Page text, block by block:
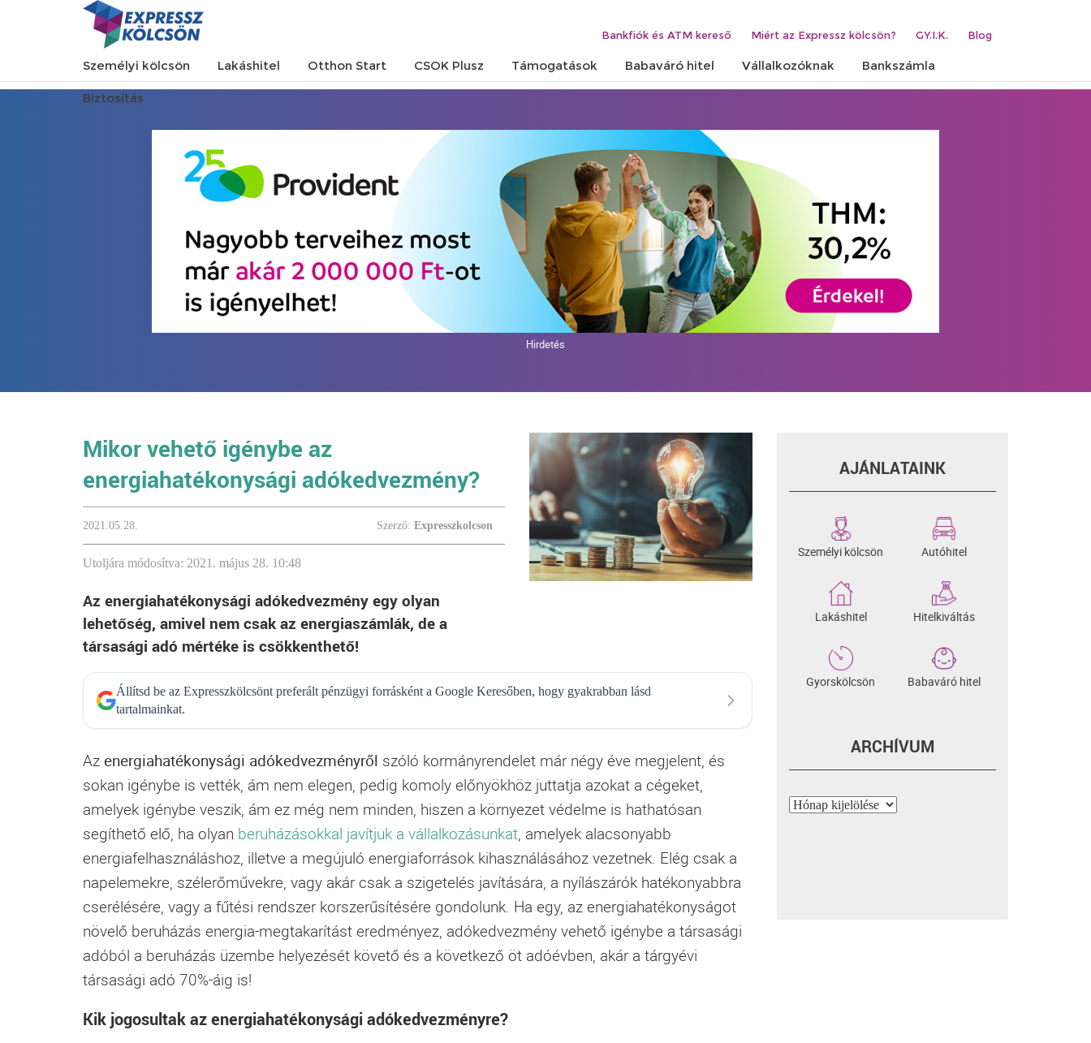
Bankfiók és ATM kereső Miért az Expressz kölcsön? GY.I.K. Blog
Személyi kölcsön Lakáshitel Otthon Start CSOK Plusz Támogatások Babaváró hitel Vállalkozóknak Bankszámla
Biztosítás
Hirdetés
Mikor vehető igénybe az
energiahatékonysági adókedvezmény?
2021.05.28. Szerző: Expresszkolcson
Utoljára módosítva: 2021. május 28. 10:48
Az energiahatékonysági adókedvezmény egy olyan
lehetőség, amivel nem csak az energiaszámlák, de a
társasági adó mértéke is csökkenthető!
Állítsd be az Expresszkölcsönt preferált pénzügyi forrásként a Google Keresőben, hogy gyakrabban lásd
tartalmainkat.
Azenergiahatékonysági adókedvezményről szóló kormányrendelet már négy éve megjelent, és
sokan igénybe is vették, ám nem elegen, pedig komoly előnyökhöz juttatja azokat a cégeket,
amelyek igénybe veszik, ám ez még nem minden, hiszen a környezet védelme is hathatósan
segíthető elő, ha olyan beruházásokkal javítjuk a vállalkozásunkat, amelyek alacsonyabb
energiafelhasználáshoz, illetve a megújuló energiaforrások kihasználásához vezetnek. Elég csak a
napelemekre, szélerőművekre, vagy akár csak a szigetelés javítására, a nyílászárók hatékonyabbra
cserélésére, vagy a fűtési rendszer korszerűsítésére gondolunk. Ha egy, az energiahatékonyságot
növelő beruházás energia-megtakarítást eredményez, adókedvezmény vehető igénybe a társasági
adóból a beruházás üzembe helyezését követő és a következő öt adóévben, akár a tárgyévi
társasági adó 70%-áig is!
Kik jogosultak az energiahatékonysági adókedvezményre?
AJÁNLATAINK
Személyi kölcsön Autóhitel
Lakáshitel Hitelkiváltás
Gyorskölcsön Babaváró hitel
ARCHÍVUM
Archívum